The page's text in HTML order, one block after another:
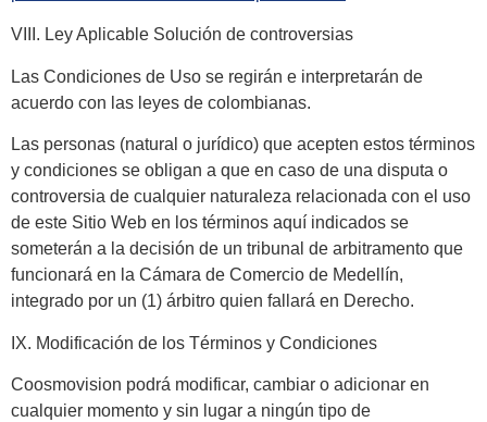
VIII. Ley Aplicable Solución de controversias
Las Condiciones de Uso se regirán e interpretarán de
acuerdo con las leyes de colombianas.
Las personas (natural o jurídico) que acepten estos términos
y condiciones se obligan a que en caso de una disputa o
controversia de cualquier naturaleza relacionada con el uso
de este Sitio Web en los términos aquí indicados se
someterán a la decisión de un tribunal de arbitramento que
funcionará en la Cámara de Comercio de Medellín,
integrado por un (1) árbitro quien fallará en Derecho.
IX. Modificación de los Términos y Condiciones
Coosmovision podrá modificar, cambiar o adicionar en
cualquier momento y sin lugar a ningún tipo de